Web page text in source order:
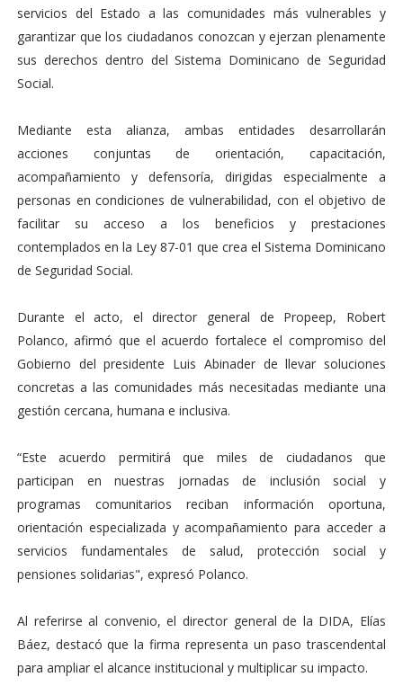
servicios del Estado a las comunidades más vulnerables y
garantizar que los ciudadanos conozcan y ejerzan plenamente
sus derechos dentro del Sistema Dominicano de Seguridad
Social.
Mediante esta alianza, ambas entidades desarrollarán
acciones conjuntas de orientación, capacitación,
acompañamiento y defensoría, dirigidas especialmente a
personas en condiciones de vulnerabilidad, con el objetivo de
facilitar su acceso a los beneficios y prestaciones
contemplados en la Ley 87-01 que crea el Sistema Dominicano
de Seguridad Social.
Durante el acto, el director general de Propeep, Robert
Polanco, afirmó que el acuerdo fortalece el compromiso del
Gobierno del presidente Luis Abinader de llevar soluciones
concretas a las comunidades más necesitadas mediante una
gestión cercana, humana e inclusiva.
“Este acuerdo permitirá que miles de ciudadanos que
participan en nuestras jornadas de inclusión social y
programas comunitarios reciban información oportuna,
orientación especializada y acompañamiento para acceder a
servicios fundamentales de salud, protección social y
pensiones solidarias", expresó Polanco.
Al referirse al convenio, el director general de la DIDA, Elías
Báez, destacó que la firma representa un paso trascendental
para ampliar el alcance institucional y multiplicar su impacto.